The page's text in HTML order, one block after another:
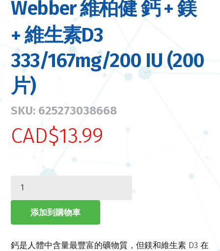
Webber 維柏健 鈣 + 鎂
+ 維生素D3
333/167mg/200 IU (200
片)
SKU: 625273038668
CAD$13.99
鈣是人體中含量最豐富的礦物質，但鎂和維生素 D3 在